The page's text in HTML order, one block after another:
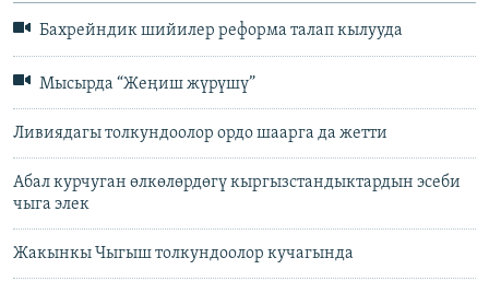
Бахрейндик шийилер реформа талап кылууда
Мысырда “Жеңиш жүрүшү”
Ливиядагы толкундоолор ордо шаарга да жетти
Абал курчуган өлкөлөрдөгү кыргызстандыктардын эсеби
чыга элек
Жакынкы Чыгыш толкундоолор кучагында